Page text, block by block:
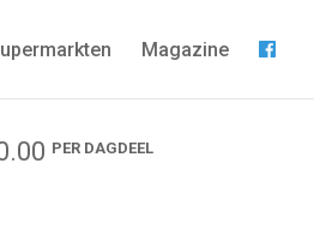
Magazine
PER DAGDEEL